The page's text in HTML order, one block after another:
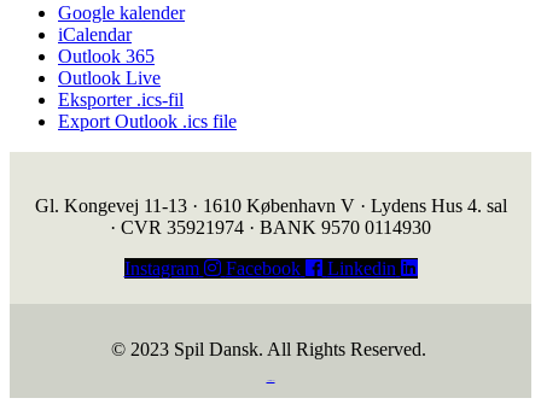
Google kalender
iCalendar
Outlook 365
Outlook Live
Eksporter .ics-fil
Export Outlook .ics file
Gl. Kongevej 11-13 · 1610 København V · Lydens Hus 4. sal
· CVR 35921974 · BANK 9570 0114930
Instagram
Facebook Linkedin
© 2023 Spil Dansk. All Rights Reserved.